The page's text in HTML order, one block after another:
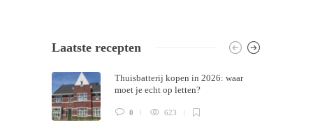
Themes bySilicon Themes . Join us right
now!
Laatste recepten
Thuisbatterij kopen in 2026: waar
moet je echt op letten?
0 623